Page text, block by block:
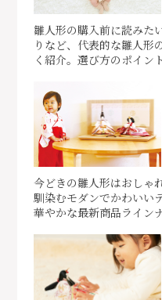
雛人形の購入前に読みた
りなど、代表的な雛人形
く紹介。選び方のポイン
今どきの雛人形はおしゃ
馴染むモダンでかわいい
華やかな最新商品ライン